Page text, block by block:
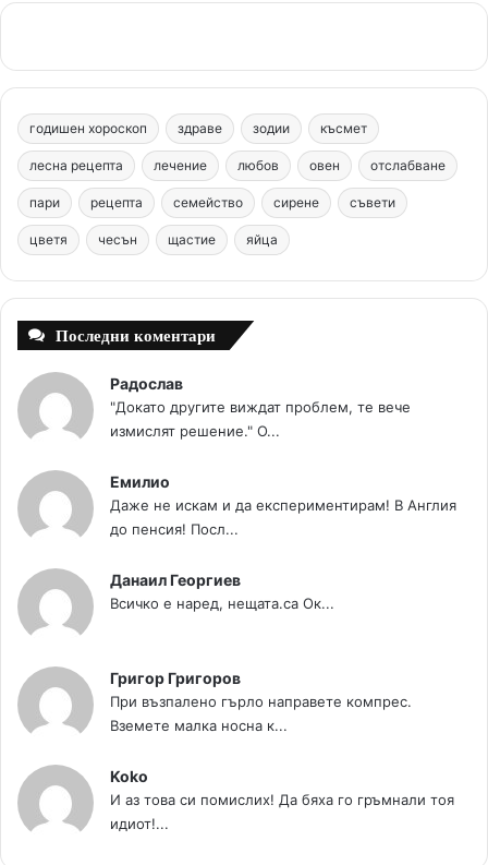
e
b
o
o
k
t
e
r
e
s
t
T
u
b
e
t
a
g
r
m
c
m
годишен хороскоп здраве зодии късмет
лесна рецепта лечение любов овен отслабване
пари рецепта семейство сирене съвети
цветя чесън щастие яйца
Последни коментари
Радослав
"Докато другите виждат проблем, те вече
измислят решение." О...
Емилио
Даже не искам и да експериментирам! В Англия
до пенсия! Посл...
Данаил Георгиев
Всичко е наред, нещата.са Ок...
Григор Григоров
При възпалено гърло направете компрес.
Вземете малка носна к...
Koko
И аз това си помислих! Да бяха го гръмнали тоя
идиот!...